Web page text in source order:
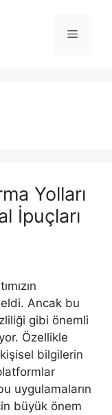
Menü
Yolları
İpuçları
Ancak bu
gibi önemli
Özellikle
bilgilerin
uygulamaların
büyük önem